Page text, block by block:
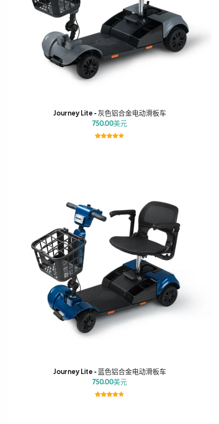
Journey Lite - 灰色铝合金电动滑板车
750.00美元
Journey Lite - 蓝色铝合金电动滑板车
750.00美元